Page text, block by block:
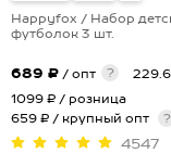
Happyfox / Набор
футболок 3 шт.
689 ₽ / опт ?
1099 ₽ / розница
659 ₽ / крупный опт
?
4547